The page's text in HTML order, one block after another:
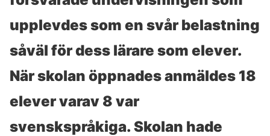
upplevdes som en svår belastning
såväl för dess lärare som elever.
När skolan öppnades anmäldes 18
elever varav 8 var
svenskspråkiga. Skolan hade